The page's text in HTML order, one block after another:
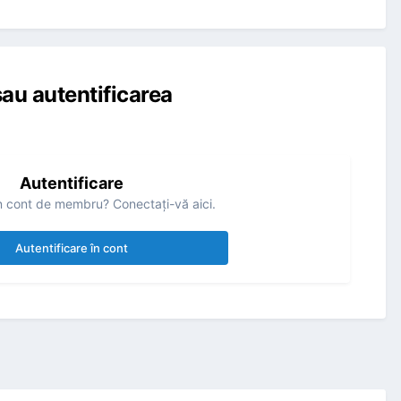
autentificarea
Autentificare
cont de membru? Conectaţi-vă aici.
Autentificare în cont